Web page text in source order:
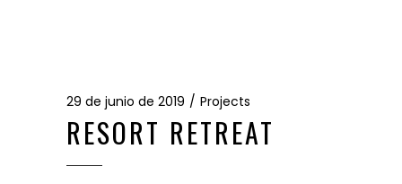
29 de junio de 2019 Projects
RESORT RETREAT